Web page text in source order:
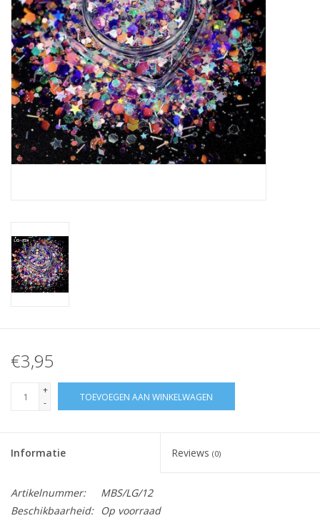
NailArt Producten
Startpakketten
NIEUW! MBS Producten
Beauty Producten
Hema free line/Hypoallergenic
Nail Mist
€3,95
+
-
TOEVOEGEN AAN WINKELWAGEN
Informatie Reviews (0)
Artikelnummer:
MBS/LG/12
Beschikbaarheid:
Op voorraad